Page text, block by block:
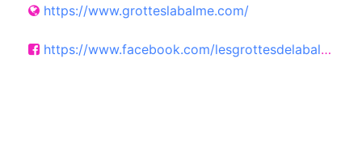
https://www.grotteslabalme.com/
https://www.facebook.com/lesgrottesdelabalme